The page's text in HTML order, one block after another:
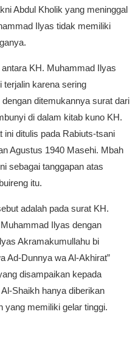
Abdul Kholik yang meninggal
Ilyas tidak memiliki
KH. Muhammad Ilyas
terjalin karena sering
ditemukannya surat dari
di dalam kitab kuno KH.
ditulis pada Rabiuts-tsani
Agustus 1940 Masehi. Mbah
sebagai tanggapan atas
itu.
adalah pada surat KH.
Ilyas dengan
Akramakumullahu bi
Ad-Dunnya wa Al-Akhirat”
disampaikan kepada
Shaikh hanya diberikan
yang memiliki gelar tinggi.